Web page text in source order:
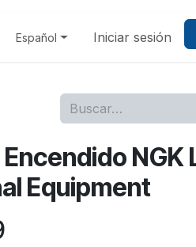
Privacidad
Español Iniciar sesión
NGK
Equipment